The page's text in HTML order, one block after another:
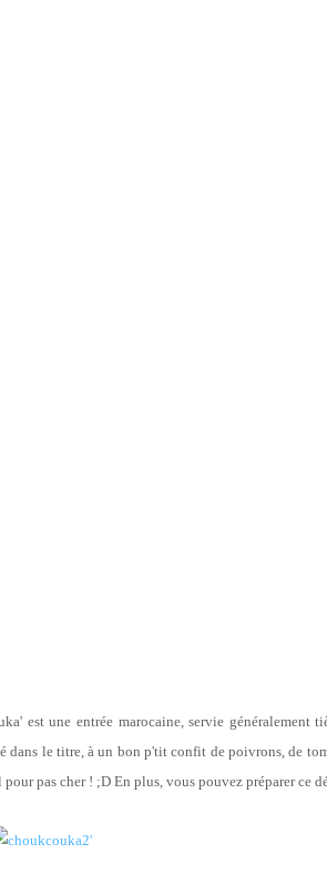
une entrée marocaine, servie généralement
dans le titre, à un bon p'tit confit de poivrons, de
pas cher ! ;D En plus, vous pouvez préparer ce